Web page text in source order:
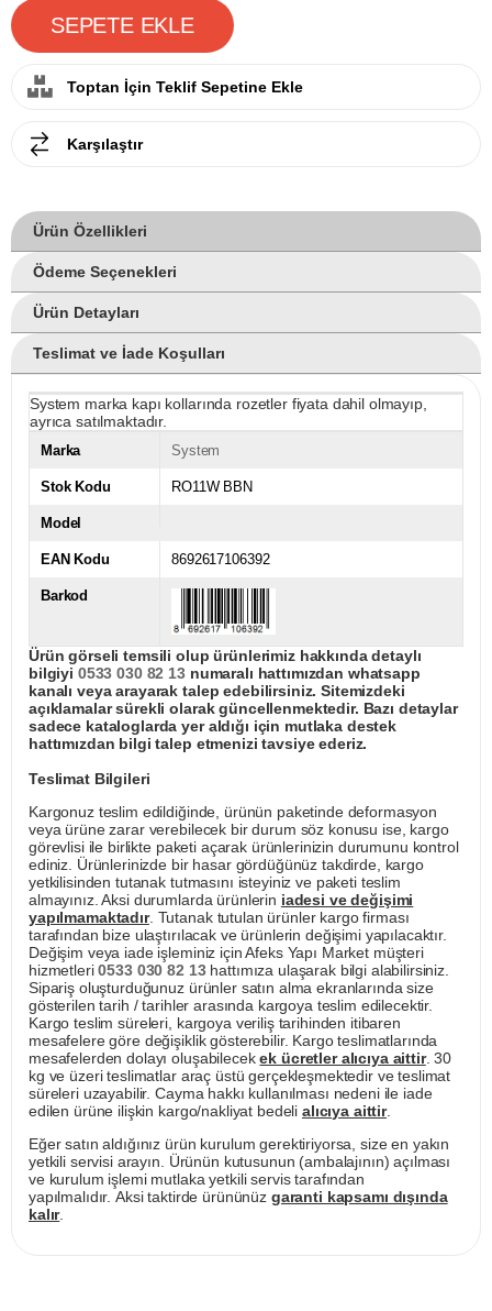
Toptan İçin Teklif Sepetine Ekle
Karşılaştır
Ürün Özellikleri
Ödeme Seçenekleri
Ürün Detayları
Teslimat ve İade Koşulları
System marka kapı kollarında rozetler fiyata dahil olmayıp,
ayrıca satılmaktadır.
Marka System
Stok Kodu RO11W BBN
Model
EAN Kodu 8692617106392
Barkod
Ürün görseli temsili olup ürünlerimiz hakkında detaylı
bilgiyi 0533 030 82 13numaralı hattımızdan whatsapp
kanalı veya arayarak talep edebilirsiniz. Sitemizdeki
açıklamalar sürekli olarak güncellenmektedir. Bazı detaylar
sadece kataloglarda yer aldığı için mutlaka destek
hattımızdan bilgi talep etmenizi tavsiye ederiz.
Teslimat Bilgileri
Kargonuz teslim edildiğinde, ürünün paketinde deformasyon
veya ürüne zarar verebilecek bir durum söz konusu ise, kargo
görevlisi ile birlikte paketi açarak ürünlerinizin durumunu kontrol
ediniz. Ürünlerinizde bir hasar gördüğünüz takdirde, kargo
yetkilisinden tutanak tutmasını isteyiniz ve paketi teslim
almayınız. Aksi durumlarda ürünlerin iadesi ve değişimi
yapılmamaktadır. Tutanak tutulan ürünler kargo firması
tarafından bize ulaştırılacak ve ürünlerin değişimi yapılacaktır.
Değişim veya iade işleminiz için Afeks Yapı Market müşteri
hizmetleri0533 030 82 13hattımıza ulaşarak bilgi alabilirsiniz.
Sipariş oluşturduğunuz ürünler satın alma ekranlarında size
gösterilen tarih / tarihler arasında kargoya teslim edilecektir.
Kargo teslim süreleri, kargoya veriliş tarihinden itibaren
mesafelere göre değişiklik gösterebilir. Kargo teslimatlarında
mesafelerden dolayı oluşabilecekek ücretler alıcıya aittir. 30
kg ve üzeri teslimatlar araç üstü gerçekleşmektedir ve teslimat
süreleri uzayabilir. Cayma hakkı kullanılması nedeni ile iade
edilen ürüne ilişkin kargo/nakliyat bedeli alıcıya aittir.
Eğer satın aldığınız ürün kurulum gerektiriyorsa, size en yakın
yetkili servisi arayın. Ürünün kutusunun (ambalajının) açılması
ve kurulum işlemi mutlaka yetkili servis tarafından
yapılmalıdır. Aksi taktirde ürününüz garanti kapsamı dışında
kalır.